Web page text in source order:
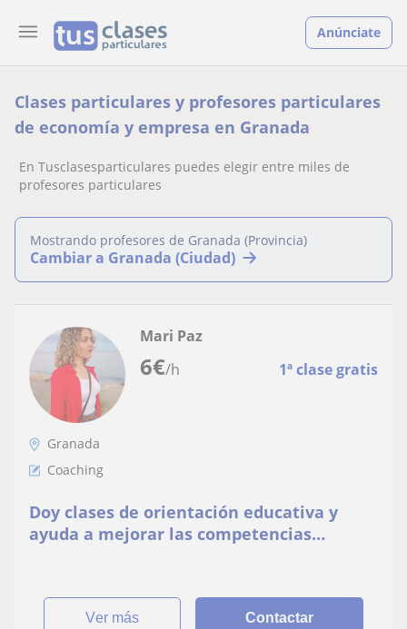
Anúnciate
Clases particulares y profesores particulares
de economía y empresa en Granada
En Tusclasesparticulares puedes elegir entre miles de
profesores particulares
Mostrando profesores de Granada (Provincia)
Cambiar a Granada (Ciudad)
6€/h 1ª clase gratis
Mari Paz
Granada
Coaching
Doy clases de orientación educativa y
ayuda a mejorar las competencias
ver más Contactar